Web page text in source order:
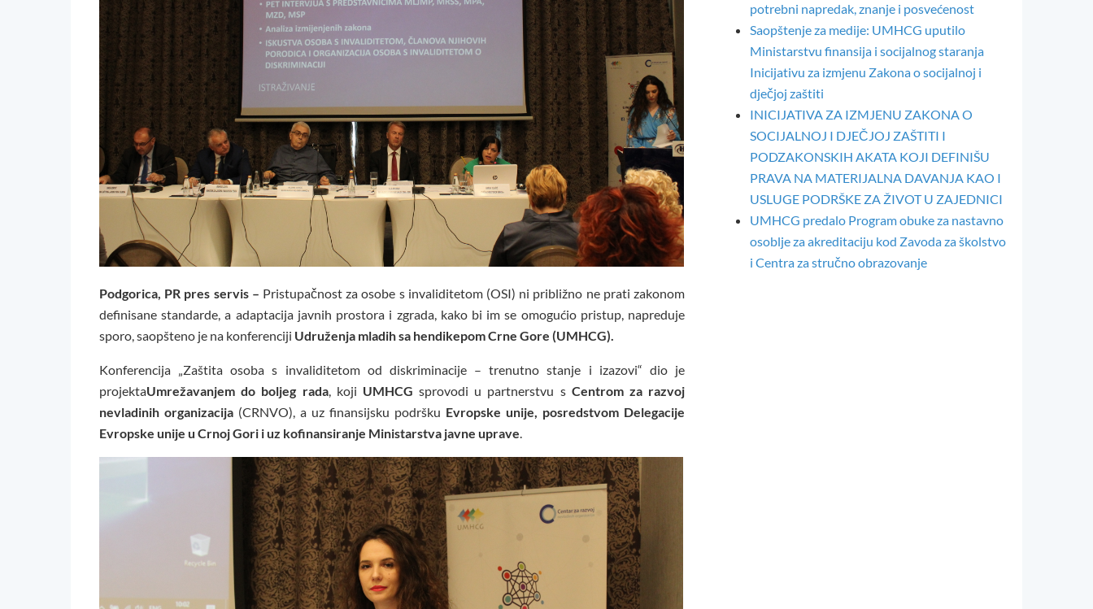
Podgorica, PR pres servis – Pristupačnost za osobe s invaliditetom (OSI) ni približno ne prati zakonom
definisane standarde, a adaptacija javnih prostora i zgrada, kako bi im se omogućio pristup, napreduje
sporo, saopšteno je na konferenciji Udruženja mladih sa hendikepom Crne Gore (UMHCG).
Konferencija „Zaštita osoba s invaliditetom od diskriminacije – trenutno stanje i izazovi“ dio je
projektaUmrežavanjem do boljeg rada, koji UMHCGsprovodi u partnerstvu s Centrom za razvoj
nevladinih organizacija (CRNVO), a uz finansijsku podršku Evropske unije, posredstvom Delegacije
Evropske unije u Crnoj Gori i uz kofinansiranje Ministarstva javne uprave.
potrebni napredak, znanje i posvećenost
Saopštenje za medije: UMHCG uputilo
Ministarstvu finansija i socijalnog staranja
Inicijativu za izmjenu Zakona o socijalnoj i
dječjoj zaštiti
INICIJATIVA ZA IZMJENU ZAKONA O
SOCIJALNOJ I DJEČJOJ ZAŠTITI I
PODZAKONSKIH AKATA KOJI DEFINIŠU
PRAVA NA MATERIJALNA DAVANJA KAO I
USLUGE PODRŠKE ZA ŽIVOT U ZAJEDNICI
UMHCG predalo Program obuke za nastavno
osoblje za akreditaciju kod Zavoda za školstvo
i Centra za stručno obrazovanje